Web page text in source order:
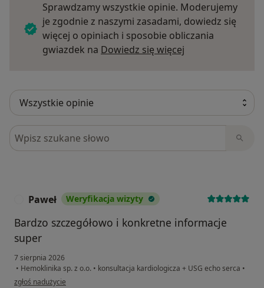
Sprawdzamy wszystkie opinie. Moderujemy
je zgodnie z naszymi zasadami, dowiedz się
więcej o opiniach i sposobie obliczania
gwiazdek na Dowiedz się więcej
Szukaj w opiniach
Paweł Weryfikacja wizyty
Bardzo szczegółowo i konkretne informacje
super
7 sierpnia 2026
• Hemoklinika sp. z o.o. • konsultacja kardiologicza + USG echo serca •
w opinii użytkownika Paweł
zgłoś nadużycie